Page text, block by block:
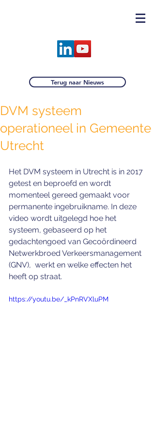
Terug naar Nieuws
DVM systeem
operationeel in Gemeente
Utrecht
Het DVM systeem in Utrecht is in 2017
getest en beproefd en wordt
momenteel gereed gemaakt voor
permanente ingebruikname. In deze
video wordt uitgelegd hoe het
systeem, gebaseerd op het
gedachtengoed van Gecoördineerd
Netwerkbroed Verkeersmanagement
(GNV),  werkt en welke effecten het
heeft op straat.
https://youtu.be/_kPnRVXluPM